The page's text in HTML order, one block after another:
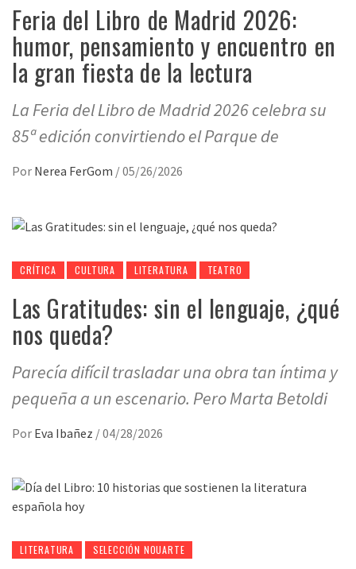
Feria del Libro de Madrid 2026:
humor, pensamiento y encuentro en
la gran fiesta de la lectura
La Feria del Libro de Madrid 2026 celebra su
85ª edición convirtiendo el Parque de
Por Nerea FerGom /05/26/2026
CRÍTICA CULTURA LITERATURA TEATRO
Las Gratitudes: sin el lenguaje, ¿qué
nos queda?
Parecía difícil trasladar una obra tan íntima y
pequeña a un escenario. Pero Marta Betoldi
Por Eva Ibañez /04/28/2026
LITERATURA SELECCIÓN NOUARTE